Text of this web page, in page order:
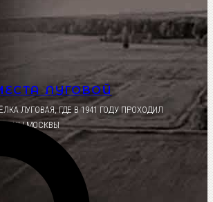
ЛУГОВОЙ
ЛУГОВАЯ, ГДЕ В 1941 ГОДУ ПРОХОДИЛ
МОСКВЫ